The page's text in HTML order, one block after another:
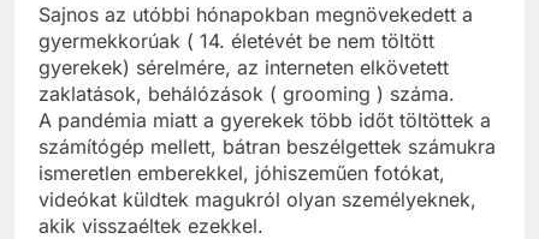
Sajnos az utóbbi hónapokban megnövekedett a
gyermekkorúak ( 14. életévét be nem töltött
gyerekek) sérelmére, az interneten elkövetett
zaklatások, behálózások ( grooming ) száma.
A pandémia miatt a gyerekek több időt töltöttek a
számítógép mellett, bátran beszélgettek számukra
ismeretlen emberekkel, jóhiszeműen fotókat,
videókat küldtek magukról olyan személyeknek,
akik visszaéltek ezekkel.